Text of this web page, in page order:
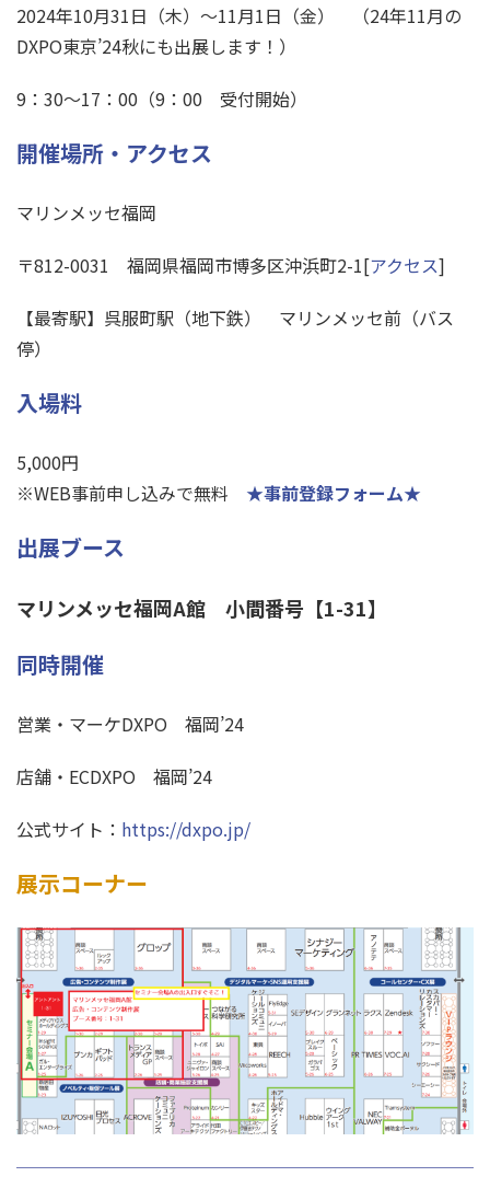
2024年10月31日（木）～11月1日（金） （24年11月の
DXPO東京’24秋にも出展します！）
9：30～17：00（9：00 受付開始）
開催場所・アクセス
マリンメッセ福岡
〒812-0031 福岡県福岡市博多区沖浜町2-1[アクセス]
【最寄駅】呉服町駅（地下鉄） マリンメッセ前（バス
停）
入場料
5,000円
※WEB事前申し込みで無料 ★事前登録フォーム★
出展ブース
マリンメッセ福岡A館 小間番号【1-31】
同時開催
営業・マーケDXPO 福岡’24
店舗・ECDXPO 福岡’24
公式サイト： https://dxpo.jp/
展示コーナー